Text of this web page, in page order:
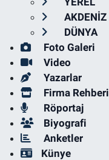
AKDENİZ
DÜNYA
Foto Galeri
Video
Yazarlar
Firma Rehberi
Röportaj
Biyografi
Anketler
Künye